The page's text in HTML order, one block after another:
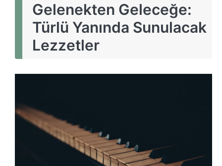
Gelenekten Geleceğe:
Türlü Yanında Sunulacak
Lezzetler